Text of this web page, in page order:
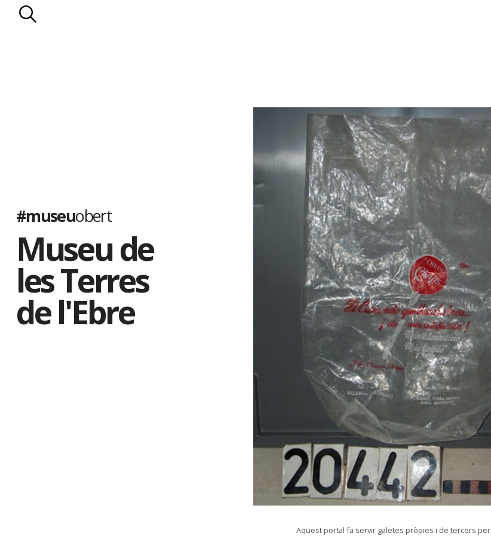
#museuobert
Museu de
les Terres
de l'Ebre
Aquest portal fa servir galetes pròpies i de tercers per